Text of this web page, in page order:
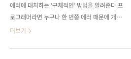
에러에 대처하는 ‘구체적인’ 방법을 알려준다 프
로그래머라면 누구나 한 번쯤 에러 때문에 개발
이 막힌 적이 있을 것이다. ‘에러가 나서 코드가
더보기